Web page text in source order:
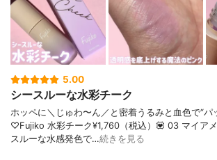
5.00
シースルーな水彩チーク
ホッペに＼じゅわ〜ん／と密着うるみと血色で“パ
♡Fujiko 水彩チーク¥1,760（税込）💟 03 マイア
スルーな水感発色で…続きを見る